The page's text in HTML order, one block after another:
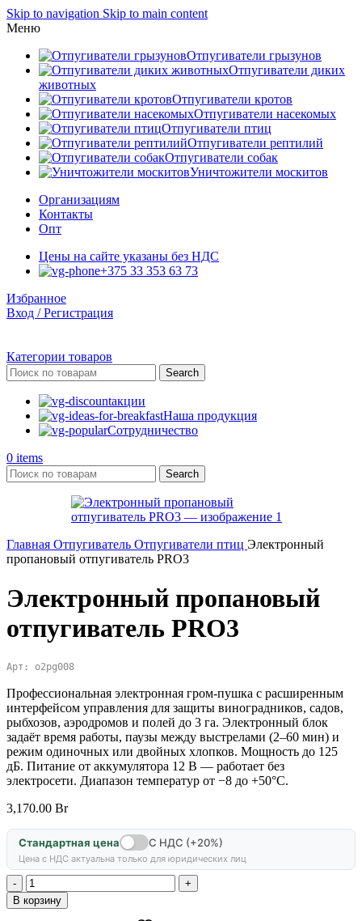
Skip to navigation Skip to main content
Меню
Отпугиватели грызунов
Отпугиватели диких
животных
Отпугиватели кротов
Отпугиватели насекомых
Отпугиватели птиц
Отпугиватели рептилий
Отпугиватели собак
Уничтожители москитов
Организациям
Контакты
Опт
Цены на сайте указаны без НДС
+375 33 353 63 73
Избранное
Вход / Регистрация
Категории товаров
Search
акции
Наша продукция
Сотрудничество
0 items
Search
Главная Отпугиватель Отпугиватели птиц Электронный
пропановый отпугиватель PRO3
Электронный пропановый
отпугиватель PRO3
Арт: o2pg008
Профессиональная электронная гром-пушка с расширенным
интерфейсом управления для защиты виноградников, садов,
рыбхозов, аэродромов и полей до 3 га. Электронный блок
задаёт время работы, паузы между выстрелами (2–60 мин) и
режим одиночных или двойных хлопков. Мощность до 125
дБ. Питание от аккумулятора 12 В — работает без
электросети. Диапазон температур от −8 до +50°C.
3,170.00 Br
Стандартная цена С НДС (+20%)
Цена с НДС актуальна только для юридических лиц
Количество
товара
Электронный
В корзину